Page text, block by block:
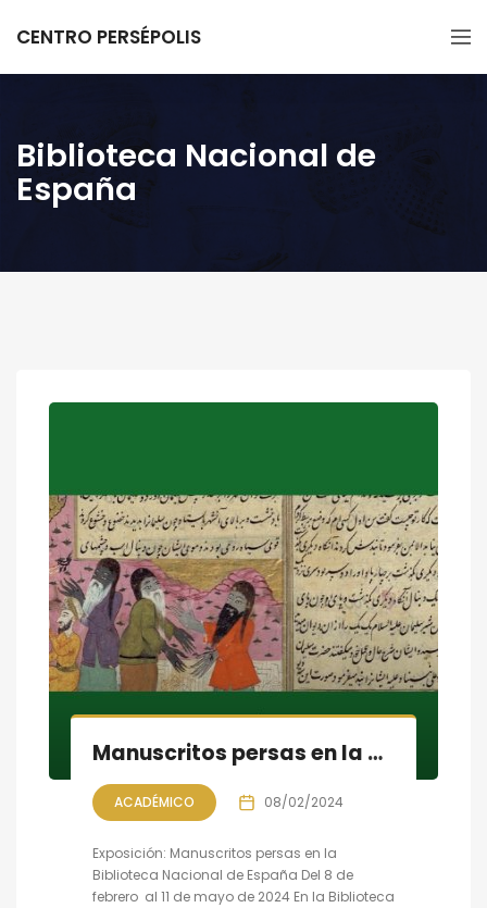
CENTRO PERSÉPOLIS
Biblioteca Nacional de
España
Manuscritos persas en la Biblioteca Nacional de España
ACADÉMICO 08/02/2024
Exposición: Manuscritos persas en la
Biblioteca Nacional de España Del 8 de
febrero al 11 de mayo de 2024 En la Biblioteca